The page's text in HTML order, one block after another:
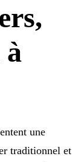
une
traditionnel et